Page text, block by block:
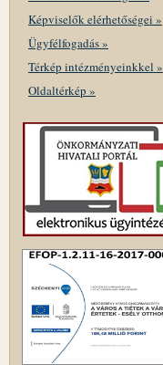
Képviselők elérhetőségei »
Ügyfélfogadás »
Térkép intézményeinkkel »
Oldaltérkép »